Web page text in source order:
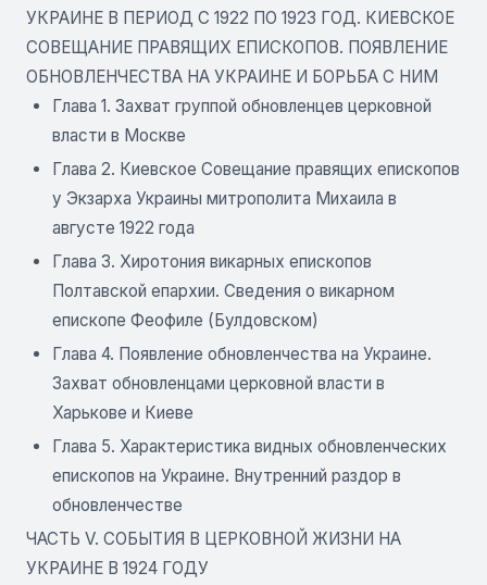
УКРАИНЕ В ПЕРИОД С 1922 ПО 1923 ГОД. КИЕВСКОЕ
СОВЕЩАНИЕ ПРАВЯЩИХ ЕПИСКОПОВ. ПОЯВЛЕНИЕ
ОБНОВЛЕНЧЕСТВА НА УКРАИНЕ И БОРЬБА С НИМ
Глава 1. Захват группой обновленцев церковной
власти в Москве
Глава 2. Киевское Совещание правящих епископов
у Экзарха Украины митрополита Михаила в
августе 1922 года
Глава 3. Хиротония викарных епископов
Полтавской епархии. Сведения о викарном
епископе Феофиле (Булдовском)
Глава 4. Появление обновленчества на Украине.
Захват обновленцами церковной власти в
Харькове и Киеве
Глава 5. Характеристика видных обновленческих
епископов на Украине. Внутренний раздор в
обновленчестве
ЧАСТЬ V. СОБЫТИЯ В ЦЕРКОВНОЙ ЖИЗНИ НА
УКРАИНЕ В 1924 ГОДУ